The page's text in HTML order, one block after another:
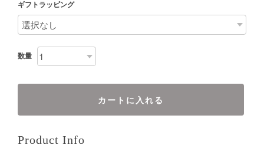
ギフトラッピング
数量
カートに入れる
Product Info